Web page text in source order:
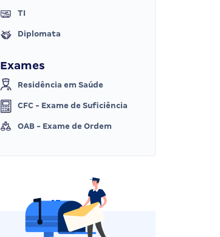
TI
Diplomata
Exames
Residência em Saúde
CFC - Exame de Suficiência
OAB - Exame de Ordem